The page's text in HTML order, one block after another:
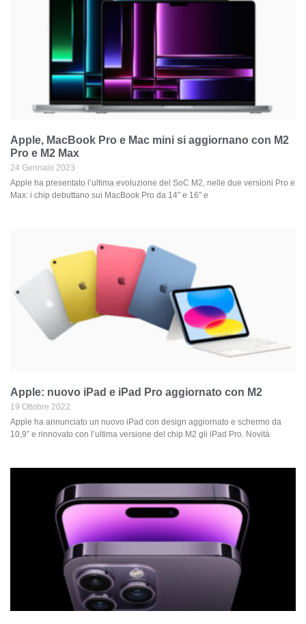
Apple, MacBook Pro e Mac mini si aggiornano con M2
Pro e M2 Max
24 Gennaio 2023
Apple ha presentato l’ultima evoluzione del SoC M2, nelle due versioni Pro e
Max: i chip debuttano sui MacBook Pro da 14″ e 16″ e
Apple: nuovo iPad e iPad Pro aggiornato con M2
19 Ottobre 2022
Apple ha annunciato un nuovo iPad con design aggiornato e schermo da
10,9″ e rinnovato con l’ultima versione del chip M2 gli iPad Pro. Novità